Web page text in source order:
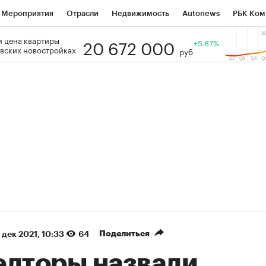
Мероприятия Отрасли Недвижимость Autonews РБК
РБК Образование Тренды
цена квартиры
новостройках
20 672 000 руб
+5.87%
дек 2021, 10:33 64 Поделиться